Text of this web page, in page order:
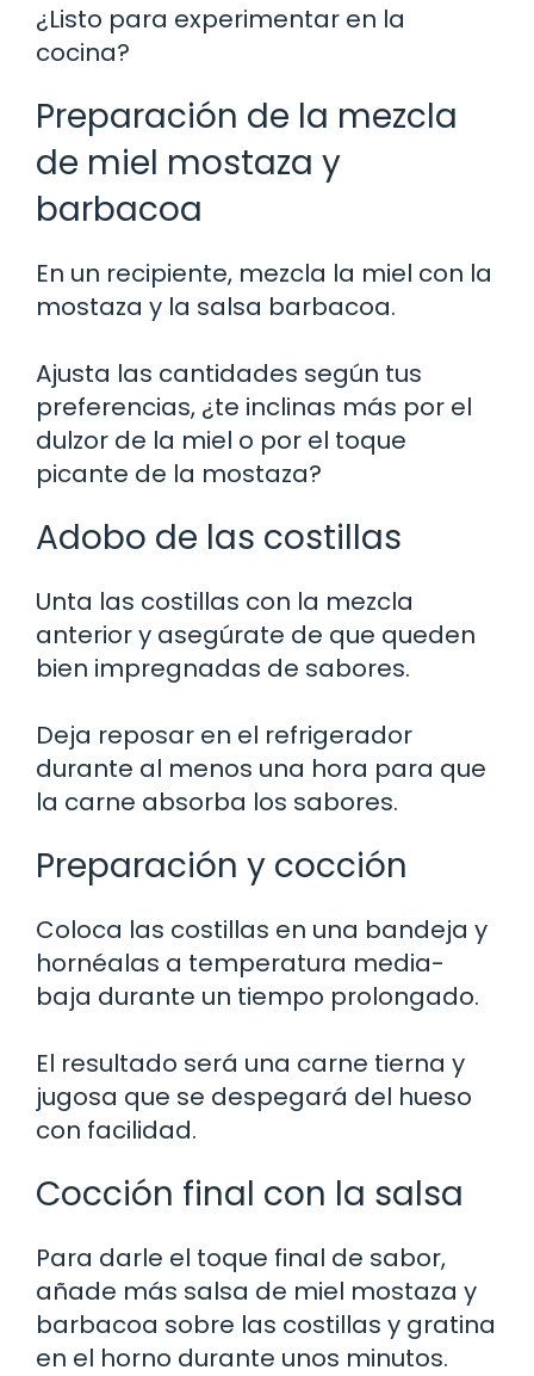
¿Listo para experimentar en la
cocina?
Preparación de la mezcla
de miel mostaza y
barbacoa
En un recipiente, mezcla la miel con la
mostaza y la salsa barbacoa.
Ajusta las cantidades según tus
preferencias, ¿te inclinas más por el
dulzor de la miel o por el toque
picante de la mostaza?
Adobo de las costillas
Unta las costillas con la mezcla
anterior y asegúrate de que queden
bien impregnadas de sabores.
Deja reposar en el refrigerador
durante al menos una hora para que
la carne absorba los sabores.
Preparación y cocción
Coloca las costillas en una bandeja y
hornéalas a temperatura media-
baja durante un tiempo prolongado.
El resultado será una carne tierna y
jugosa que se despegará del hueso
con facilidad.
Cocción final con la salsa
Para darle el toque final de sabor,
añade más salsa de miel mostaza y
barbacoa sobre las costillas y gratina
en el horno durante unos minutos.